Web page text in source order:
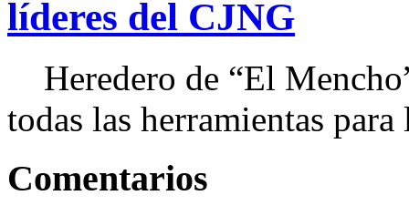
líderes del CJNG
Heredero de “El
todas las herramientas
Comentarios